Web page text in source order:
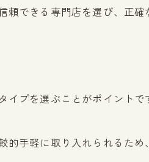
ト
消
できる専門店を選び、正確
プを選ぶことがポイントで
手軽に取り入れられるた